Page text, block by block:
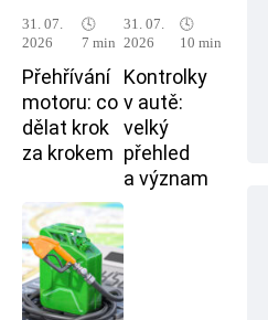
31. 07.
2026
🕓
7 min
Přehřívání
motoru: co
dělat krok
za krokem
31. 07.
2026
🕓
10 min
Kontrolky
v autě:
velký
přehled
a význam